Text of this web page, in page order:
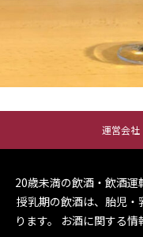
運営会社
20歳未満の飲酒・飲酒運
授乳期の飲酒は、胎児
ります。
お酒に関する